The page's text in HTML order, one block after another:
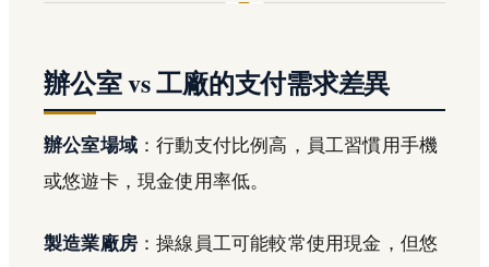
辦公室 vs 工廠的支付需求差異
辦公室場域 ：行動支付比例高，員工習慣用手機
或悠遊卡，現金使用率低。
製造業廠房 ：操線員工可能較常使用現金，但悠